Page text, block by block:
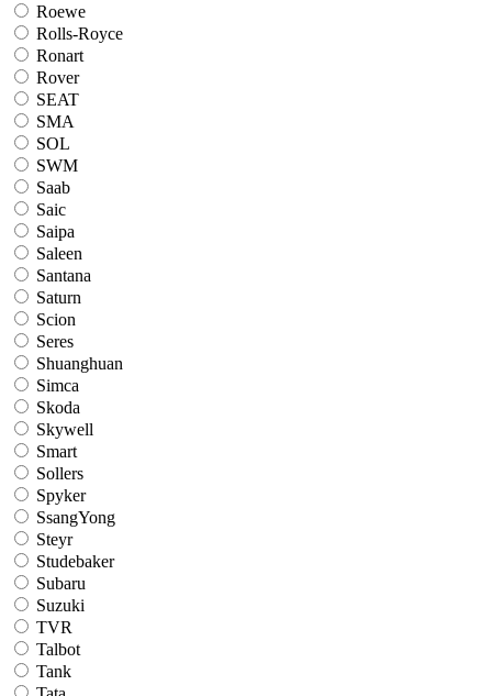
Roewe
Rolls-Royce
Ronart
Rover
SEAT
SMA
SOL
SWM
Saab
Saic
Saipa
Saleen
Santana
Saturn
Scion
Seres
Shuanghuan
Simca
Skoda
Skywell
Smart
Sollers
Spyker
SsangYong
Steyr
Studebaker
Subaru
Suzuki
TVR
Talbot
Tank